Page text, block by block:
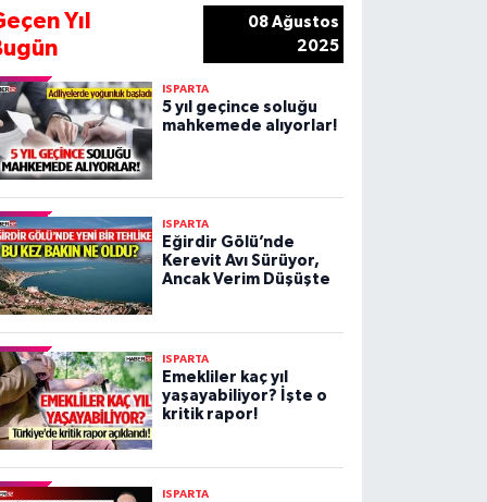
Yıl
08 Ağustos
2025
ISPARTA
5 yıl geçince soluğu
mahkemede alıyorlar!
ISPARTA
Eğirdir Gölü’nde
Kerevit Avı Sürüyor,
Ancak Verim Düşüşte
ISPARTA
Emekliler kaç yıl
yaşayabiliyor? İşte o
kritik rapor!
ISPARTA